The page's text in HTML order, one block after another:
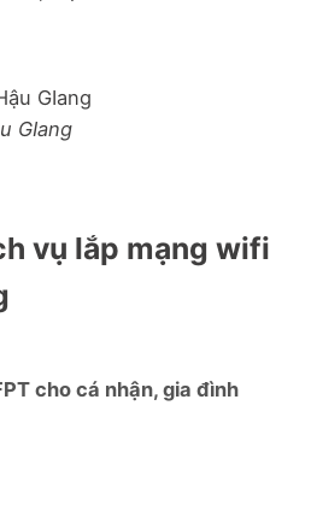
GIang
vụ lắp mạng wifi
cho cá nhận, gia đình